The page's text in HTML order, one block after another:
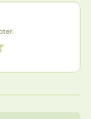
de 1 à 5 étoiles
étoiles